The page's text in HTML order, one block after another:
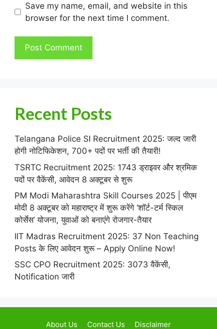
Save my name, email, and website in this
browser for the next time I comment.
Recent Posts
Telangana Police SI Recruitment 2025: जल्द जारी
होगी नोटिफिकेशन, 700+ पदों पर भर्ती की तैयारी!
TSRTC Recruitment 2025: 1743 ड्राइवर और श्रमिक
पदों पर वैकेंसी, आवेदन 8 अक्टूबर से शुरू
PM Modi Maharashtra Skill Courses 2025 | पीएम
मोदी 8 अक्टूबर को महाराष्ट्र में शुरू करेंगे ‘शॉर्ट-टर्म स्किल
कोर्सेस’ योजना, युवाओं को बनाएंगे रोजगार-तैयार
IIT Madras Recruitment 2025: 37 Non Teaching
Posts के लिए आवेदन शुरू – Apply Online Now!
SSC CPO Recruitment 2025: 3073 वैकेंसी,
Notification जारी
About Us Contact Us Disclaimer